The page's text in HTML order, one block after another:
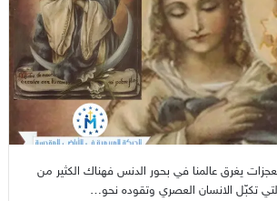
يغرق عالمنا في بحور الدنس فهناك الكثير من
التي تكبّل الانسان العصري وتقوده نحو…